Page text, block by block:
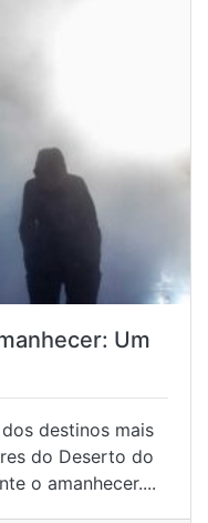
Um
destinos mais
do Deserto do
o amanhecer....